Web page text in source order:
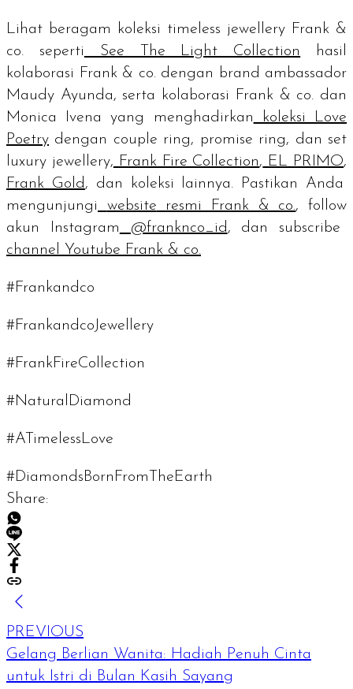
Lihat beragam koleksi timeless jewellery Frank &
co. seperti See The Light Collection
hasil
kolaborasi Frank & co. dengan brand ambassador
Maudy Ayunda, serta kolaborasi Frank & co. dan
Monica Ivena yang menghadirkan koleksi Love
Poetry dengan couple ring, promise ring, dan set
luxury jewellery, Frank Fire Collection, EL PRIMO,
Frank Gold , dan koleksi lainnya. Pastikan Anda
mengunjungi
website resmi Frank & co.,follow
akun Instagram @franknco_id , dan subscribe
channel
Youtube Frank & co.
#Frankandco
#FrankandcoJewellery
#FrankFireCollection
#NaturalDiamond
#ATimelessLove
#DiamondsBornFromTheEarth
Share:
PREVIOUS
Gelang Berlian Wanita: Hadiah Penuh Cinta
untuk Istri di Bulan Kasih Sayang